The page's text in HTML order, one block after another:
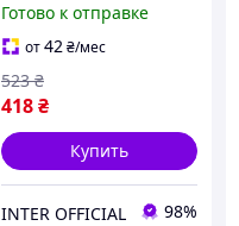
овальный 4,2л (6665)
Готово к отправке
от42₴/мес
418₴
523 ₴
Купить
INTER OFFICIAL 98%